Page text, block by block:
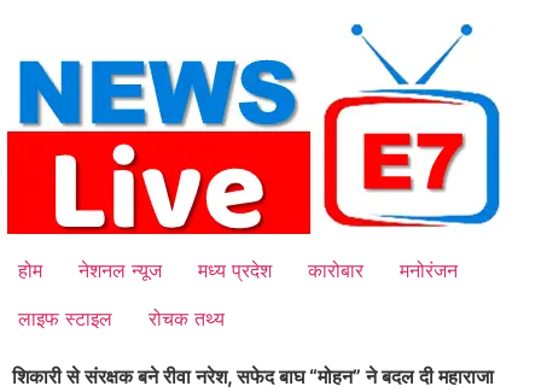
content
होम नेशनल न्यूज मध्य प्रदेश कारोबार
मनोरंजन
लाइफ स्टाइल
रोचक तथ्य
शिकारी से संरक्षक बने रीवा नरेश, सफेद बाघ “मोहन” ने बदल दी महाराजा